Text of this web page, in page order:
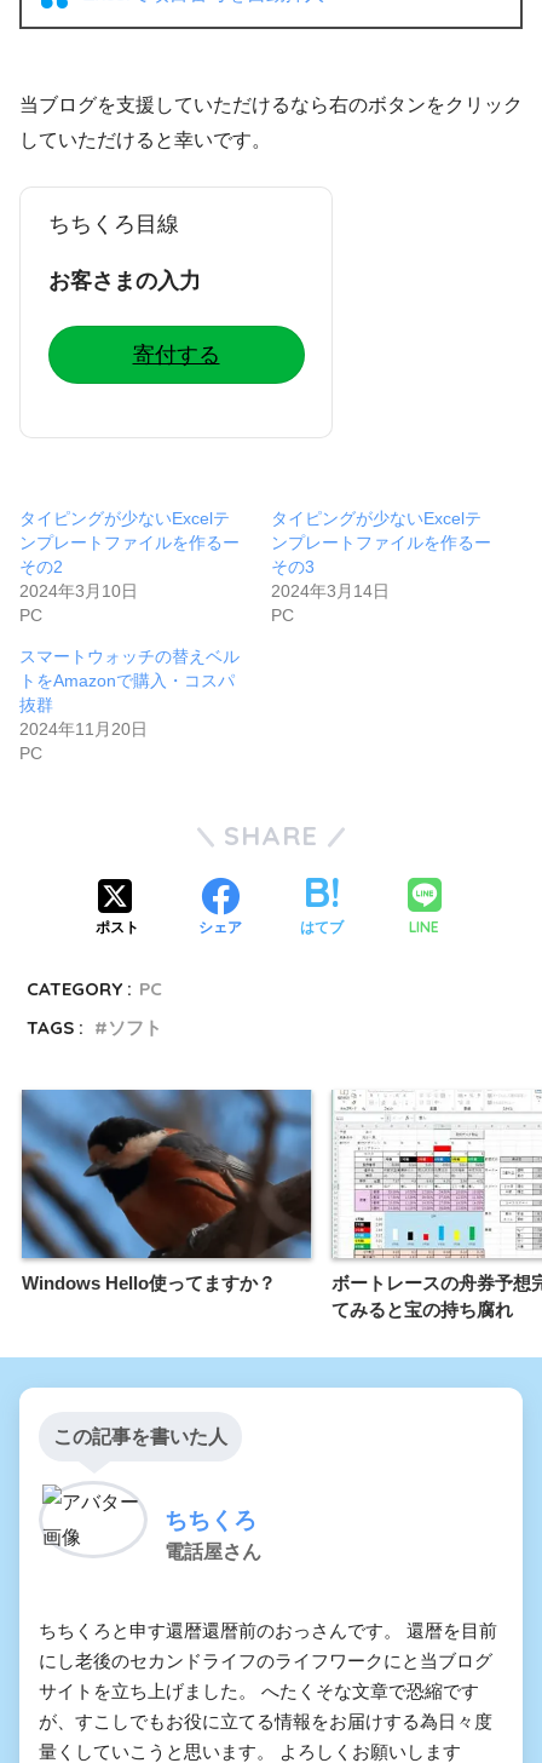
当ブログを支援していただけるなら右のボタンをクリック
していただけると幸いです。
ちちくろ目線
お客さまの入力
寄付する
タイピングが少ないExcelテ
ンプレートファイルを作るー
その2
2024年3月10日
PC
タイピングが少ないExcelテ
ンプレートファイルを作るー
その3
2024年3月14日
PC
スマートウォッチの替えベル
トをAmazonで購入・コスパ
抜群
2024年11月20日
PC
SHARE
ポスト シェア はてブ LINE
CATEGORY : PC
TAGS :
ソフト
Windows Hello使ってますか？
ボートレースの舟券予想
てみると宝の持ち腐れ
この記事を書いた人
ちちくろ
電話屋さん
ちちくろと申す還暦還暦前のおっさんです。 還暦を目前
にし老後のセカンドライフのライフワークにと当ブログ
サイトを立ち上げました。 へたくそな文章で恐縮です
が、すこしでもお役に立てる情報をお届けする為日々度
量くしていこうと思います。 よろしくお願いします